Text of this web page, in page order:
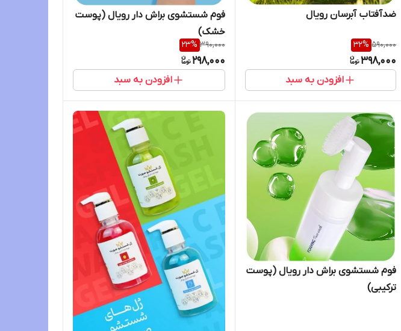
ضدآفتاب آبرسان رویال
590,000
32%
398,000
افزودن به سبد
فوم شستشوی براش دار رویال (پوست
خشک)
390,000
23%
298,000
افزودن به سبد
فوم شستشوی براش دار رویال (پوست
ترکیبی)